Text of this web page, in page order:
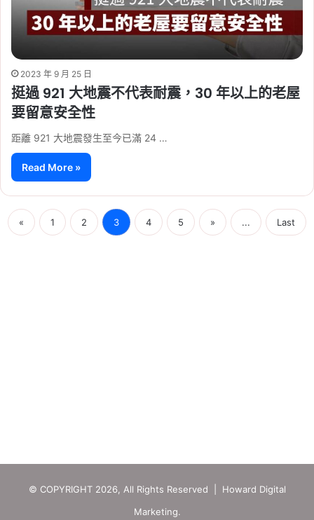
2023 年 9 月 25 日
挺過 921 大地震不代表耐震，30 年以上的老屋
要留意安全性
距離 921 大地震發生至今已滿 24 …
Read More »
« 1 2 3 4 5 » ... Last
© COPYRIGHT 2026, All Rights Reserved | Howard Digital
Marketing.